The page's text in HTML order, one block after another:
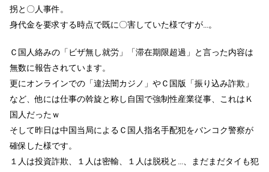
拐と〇人事件。
身代金を要求する時点で既に〇害していた様ですが…。
Ｃ国人絡みの「ビザ無し就労」「滞在期限超過」と言った内容は
無数に報告されています。
更にオンラインでの「違法闇カジノ」やＣ国版「振り込み詐欺」
など、他には仕事の斡旋と称し自国で強制性産業従事、これはＫ
国人だったｗ
そして昨日は中国当局によるＣ国人指名手配犯をバンコク警察が
確保した様です。
１人は投資詐欺、１人は密輸、１人は脱税と…、まだまだタイも犯